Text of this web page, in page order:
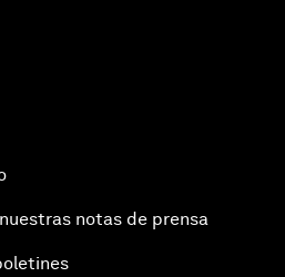
notas de prensa